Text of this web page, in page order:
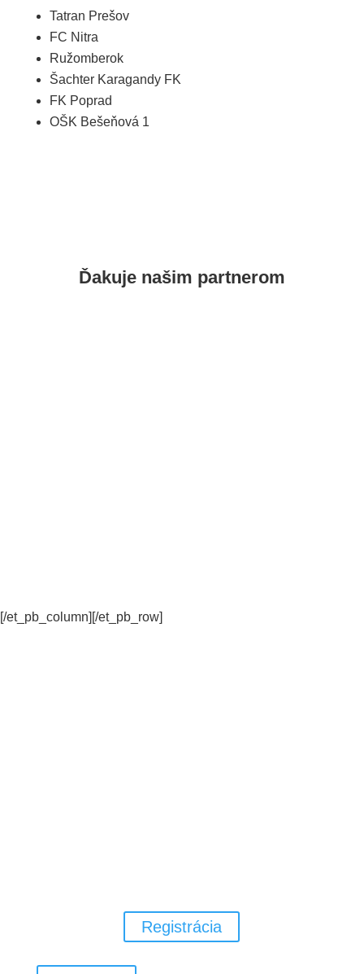
Tatran Prešov
FC Nitra
Ružomberok
Šachter Karagandy FK
FK Poprad
OŠK Bešeňová 1
Ďakuje našim partnerom
[/et_pb_column] [/et_pb_row]
Registrácia